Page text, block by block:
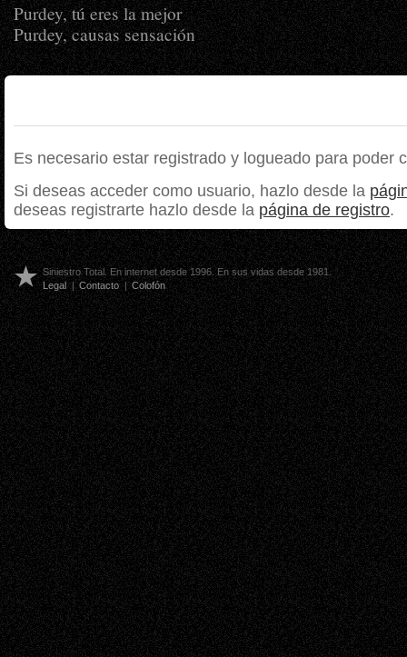
Purdey, tú eres la mejor
Purdey, causas sensación
Es necesario estar registrado y logueado para poder
Si deseas acceder como usuario, hazlo desde la
deseas registrarte hazlo desde la página de registro.
Siniestro Total. En internet desde 1996. En sus vidas desde 1981.
Legal | Contacto | Colofón